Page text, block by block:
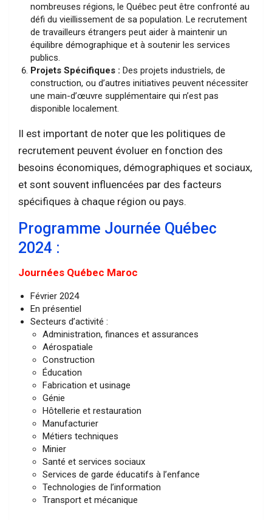
nombreuses régions, le Québec peut être confronté au
défi du vieillissement de sa population. Le recrutement
de travailleurs étrangers peut aider à maintenir un
équilibre démographique et à soutenir les services
publics.
Projets Spécifiques : Des projets industriels, de
construction, ou d’autres initiatives peuvent nécessiter
une main-d’œuvre supplémentaire qui n’est pas
disponible localement.
Il est important de noter que les politiques de
recrutement peuvent évoluer en fonction des
besoins économiques, démographiques et sociaux,
et sont souvent influencées par des facteurs
spécifiques à chaque région ou pays.
Programme Journée Québec
2024 :
Journées Québec Maroc
Février 2024
En présentiel
Secteurs d’activité :
Administration, finances et assurances
Aérospatiale
Construction
Éducation
Fabrication et usinage
Génie
Hôtellerie et restauration
Manufacturier
Métiers techniques
Minier
Santé et services sociaux
Services de garde éducatifs à l’enfance
Technologies de l’information
Transport et mécanique